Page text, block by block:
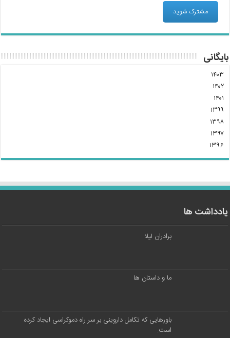
بایگانی
۱۴۰۳
۱۴۰۲
۱۴۰۱
۱۳۹۹
۱۳۹۸
۱۳۹۷
۱۳۹۶
یادداشت ها
برادران لیلا
ما و داستان ها
باورهایی که تکامل داروینی بر سر راه دموکراسی ایجاد کرده
است.